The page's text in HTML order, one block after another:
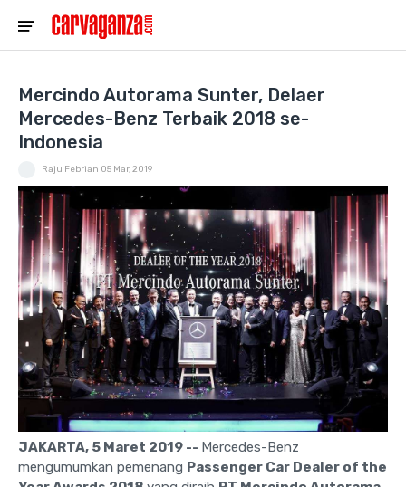
Mercindo Autorama Sunter, Delaer
Mercedes-Benz Terbaik 2018 se-
Indonesia
Raju Febrian 05 Mar, 2019
JAKARTA, 5 Maret 2019 -- Mercedes-Benz
mengumumkan pemenang Passenger Car Dealer of the